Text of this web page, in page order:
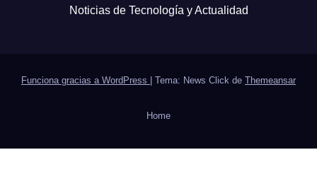
Noticias de Tecnología y Actualidad
Funciona gracias a WordPress | Tema: News Click de Themeansar
Home